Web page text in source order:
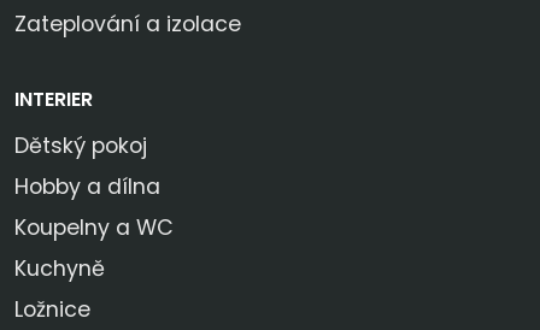
Zateplování a izolace
INTERIER
Dětský pokoj
Hobby a dílna
Koupelny a WC
Kuchyně
Ložnice